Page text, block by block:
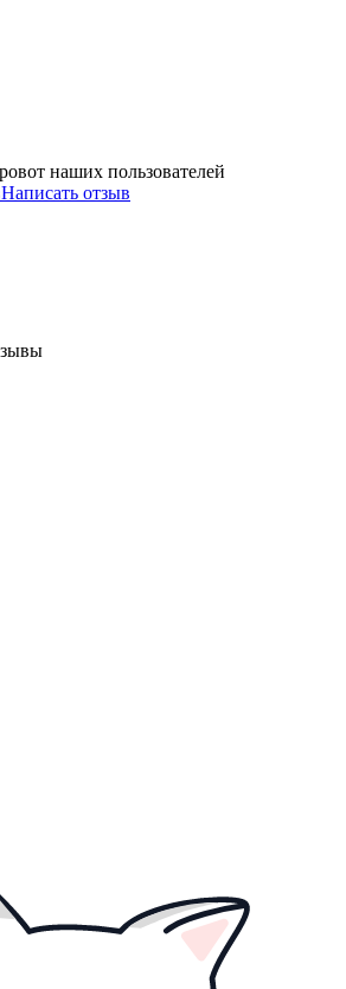
от наших пользователей
Написать отзыв